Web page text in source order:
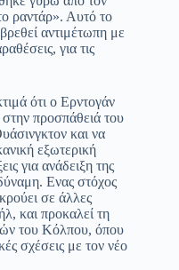
ραντάρ». Αυτό το
αντιμέτωπη με
για τις
ότι ο Ερντογάν
στην προσπάθειά του
και να
εξωτερική
για ανάδειξη της
Ενας στόχος
σε άλλες
και προκαλεί τη
του Κόλπου, όπου
σχέσεις με τον νέο